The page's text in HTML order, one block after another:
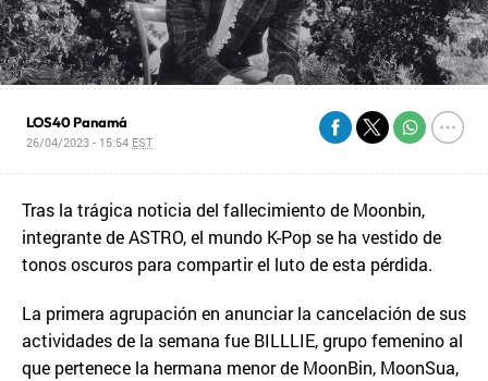
LOS40 Panamá
26/04/2023 - 15:54 EST
Tras la trágica noticia del fallecimiento de Moonbin,
integrante de ASTRO, el mundo K-Pop se ha vestido de
tonos oscuros para compartir el luto de esta pérdida.
La primera agrupación en anunciar la cancelación de sus
actividades de la semana fue BILLLIE, grupo femenino al
que pertenece la hermana menor de MoonBin, MoonSua,